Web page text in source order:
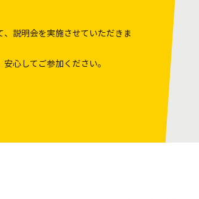
説明会を実施させていただきま
心してご参加ください。